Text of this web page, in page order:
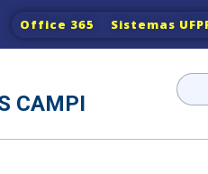
Office 365 Sistemas
CAMPI
por: